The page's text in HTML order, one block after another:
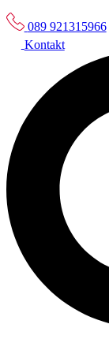
089 921315966
Kontakt